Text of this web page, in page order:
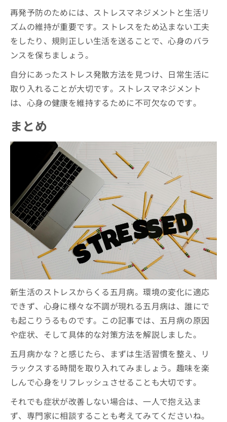
再発予防のためには、ストレスマネジメントと生活リ
ズムの維持が重要です。ストレスをため込まない工夫
をしたり、規則正しい生活を送ることで、心身のバラ
ンスを保ちましょう。
自分にあったストレス発散方法を見つけ、日常生活に
取り入れることが大切です。ストレスマネジメント
は、心身の健康を維持するために不可欠なのです。
まとめ
新生活のストレスからくる五月病。環境の変化に適応
できず、心身に様々な不調が現れる五月病は、誰にで
も起こりうるものです。この記事では、五月病の原因
や症状、そして具体的な対策方法を解説しました。
五月病かな？と感じたら、まずは生活習慣を整え、リ
ラックスする時間を取り入れてみましょう。趣味を楽
しんで心身をリフレッシュさせることも大切です。
それでも症状が改善しない場合は、一人で抱え込ま
ず、専門家に相談することも考えてみてくださいね。